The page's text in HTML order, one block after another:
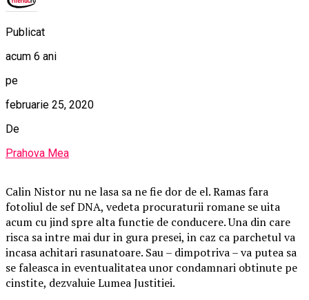
Publicat
acum 6 ani
pe
februarie 25, 2020
De
Prahova Mea
Calin Nistor nu ne lasa sa ne fie dor de el. Ramas fara
fotoliul de sef DNA, vedeta procuraturii romane se uita
acum cu jind spre alta functie de conducere. Una din care
risca sa intre mai dur in gura presei, in caz ca parchetul va
incasa achitari rasunatoare. Sau – dimpotriva – va putea sa
se faleasca in eventualitatea unor condamnari obtinute pe
cinstite, dezvaluie Lumea Justitiei.